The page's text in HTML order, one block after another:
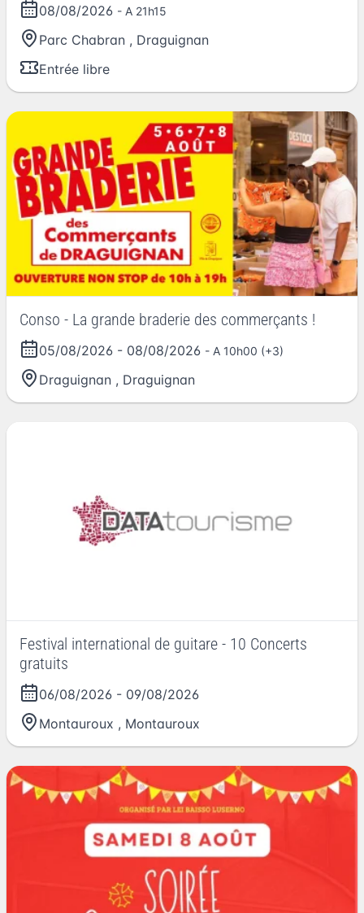
08/08/2026 - A 21h15
Parc Chabran , Draguignan
Entrée libre
Conso - La grande braderie des commerçants !
05/08/2026 - 08/08/2026 - A 10h00 (+3)
Draguignan , Draguignan
Festival international de guitare - 10 Concerts
gratuits
06/08/2026 - 09/08/2026
Montauroux , Montauroux